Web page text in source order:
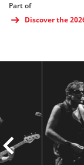
Part of
Discover the